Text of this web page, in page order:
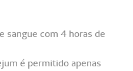
sangue com 4 horas de
é permitido apenas